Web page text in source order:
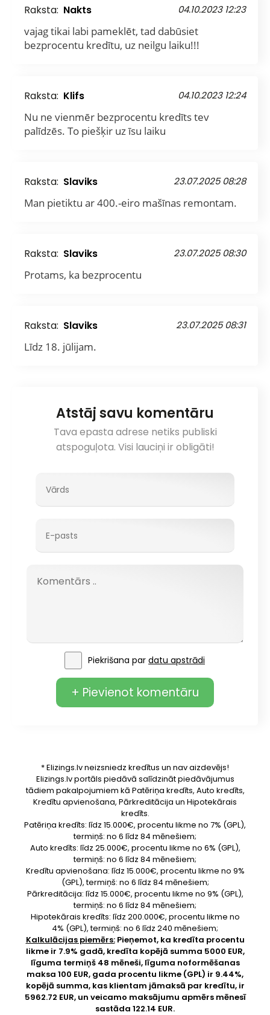
Raksta: Nakts 04.10.2023 12:23
vajag tikai labi pameklēt, tad dabūsiet
bezprocentu kredītu, uz neilgu laiku!!!
Raksta: Klifs 04.10.2023 12:24
Nu ne vienmēr bezprocentu kredīts tev
palīdzēs. To piešķir uz īsu laiku
Raksta: Slaviks 23.07.2025 08:28
Man pietiktu ar 400.-eiro mašīnas remontam.
Raksta: Slaviks 23.07.2025 08:30
Protams, ka bezprocentu
Raksta: Slaviks 23.07.2025 08:31
Līdz 18. jūlijam.
Atstāj savu komentāru
Tava epasta adrese netiks publiski
atspoguļota. Visi lauciņi ir obligāti!
Piekrišana par datu apstrādi
+ Pievienot komentāru
* Elizings.lv neizsniedz kredītus un nav aizdevējs!
Elizings.lv portāls piedāvā salīdzināt piedāvājumus
tādiem pakalpojumiem kā Patēriņa kredīts, Auto kredīts,
Kredītu apvienošana, Pārkreditācija un Hipotekārais
kredīts.
Patēriņa kredīts: līdz 15.000€, procentu likme no 7% (GPL),
termiņš: no 6 līdz 84 mēnešiem;
Auto kredīts: līdz 25.000€, procentu likme no 6% (GPL),
termiņš: no 6 līdz 84 mēnešiem;
Kredītu apvienošana: līdz 15.000€, procentu likme no 9%
(GPL), termiņš: no 6 līdz 84 mēnešiem;
Pārkreditācija: līdz 15.000€, procentu likme no 9% (GPL),
termiņš: no 6 līdz 84 mēnešiem;
Hipotekārais kredīts: līdz 200.000€, procentu likme no
4% (GPL), termiņš: no 6 līdz 240 mēnešiem;
Kalkulācijas piemērs:Pieņemot, ka kredīta procentu
likme ir 7.9% gadā, kredīta kopējā summa 5000 EUR,
līguma termiņš 48 mēneši, līguma noformēšanas
maksa 100 EUR, gada procentu likme (GPL) ir 9.44%,
kopējā summa, kas klientam jāmaksā par kredītu, ir
5962.72 EUR, un veicamo maksājumu apmērs mēnesī
sastāda 122.14 EUR.